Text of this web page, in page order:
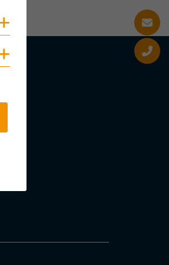
Cookies anzeigen
Cookies anzeigen